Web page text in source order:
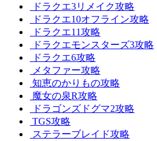
ドラクエ3リメイク攻略
ドラクエ10オフライン攻略
ドラクエ11攻略
ドラクエモンスターズ3攻略
ドラクエ6攻略
メタファー攻略
知恵のかりもの攻略
魔女の泉R攻略
ドラゴンズドグマ2攻略
TGS攻略
ステラーブレイド攻略